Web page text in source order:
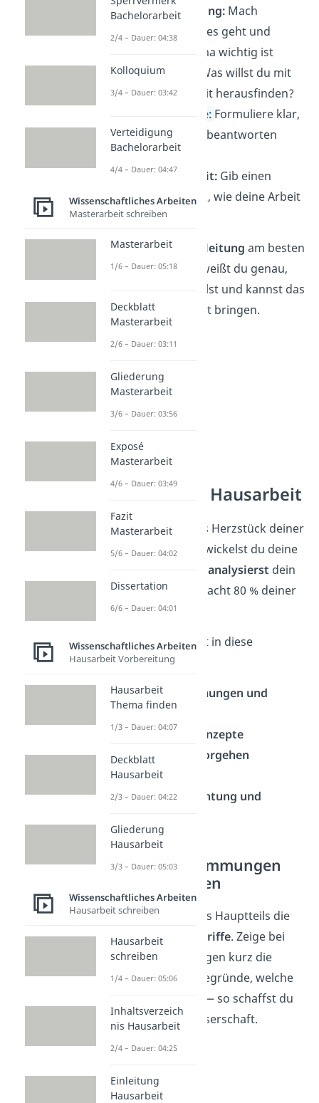
Themenhinführung:Mach
deutlich, worum es geht und
warum das Thema wichtig ist
Ziel der Arbeit:
Was willst du mit
deiner Hausarbeit herausfinden?
Forschungsfrage: Formuliere klar,
welche Frage du beantworten
willst
Aufbau der Arbeit:Gib einen
kurzen Überblick, wie deine Arbeit
aufgebaut ist
Tipp:Schreib die Einleitung am besten
zumSchluss. Dann weißt du genau,
worauf du hinauswillst und kannst das
Thema auf den Punkt bringen.
Hauptteil der Hausarbeit
DerHauptteilist das Herzstück deiner
Hausarbeit. Hier entwickelst du deine
analysierst dein
Thema. Dieser Teil macht 80 % deiner
Arbeit aus.
Er gliedert sich meist in diese
Unterkapitel:
Begriffsbestimmungen und
Definitionen
Theorien und Konzepte
Methodisches Vorgehen
Analyse
Kritische Betrachtung und
1. Begriffsbestimmungen
und Definitionen
Erkläre zu Beginn des Hauptteils die
wichtigstenFachbegriffe. Zeige bei
mehreren Bedeutungen kurz die
Unterschiedeund begründe, welche
du nutzt — so schaffst du
Klarheit für deine Leserschaft.
Bachelorarbeit
2/4 – Dauer: 04:38
Kolloquium
3/4 – Dauer: 03:42
Verteidigung
Bachelorarbeit
4/4 – Dauer: 04:47
Wissenschaftliches Arbeiten
Masterarbeit schreiben
Masterarbeit
1/6 – Dauer: 05:18
Deckblatt
Masterarbeit
2/6 – Dauer: 03:11
Gliederung
Masterarbeit
3/6 – Dauer: 03:56
Exposé
Masterarbeit
4/6 – Dauer: 03:49
Fazit
Masterarbeit
5/6 – Dauer: 04:02
Dissertation
6/6 – Dauer: 04:01
Wissenschaftliches Arbeiten
Hausarbeit Vorbereitung
Hausarbeit
Thema finden
1/3 – Dauer: 04:07
Deckblatt
Hausarbeit
2/3 – Dauer: 04:22
Gliederung
Hausarbeit
3/3 – Dauer: 05:03
Wissenschaftliches Arbeiten
Hausarbeit schreiben
Hausarbeit
schreiben
1/4 – Dauer: 05:06
Inhaltsverzeich
nis Hausarbeit
2/4 – Dauer: 04:25
Einleitung
Hausarbeit